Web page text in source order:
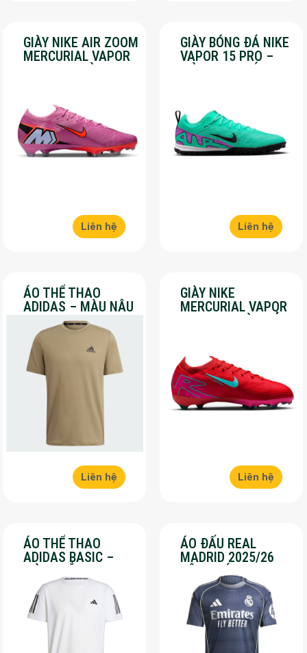
GIÀY NIKE AIR ZOOM
MERCURIAL VAPOR
16 PRO – MÀU
Liên hệ
GIÀY BÓNG ĐÁ NIKE
VAPOR 15 PRO –
MÀU XANH LÁ –
Liên hệ
ÁO THỂ THAO
ADIDAS – MÀU NÂU
– SALE 30%
Liên hệ
GIÀY NIKE
MERCURIAL VAPOR
16 PRO – MÀU ĐỎ –
Liên hệ
ÁO THỂ THAO
ADIDAS BASIC –
MÀU TRẮNG – SALE
70%
ÁO ĐẤU REAL
MADRID 2025/26
SÂN KHÁCH – SALE
50%